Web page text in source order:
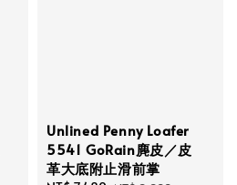
Unlined Penny Loafer
5541 GoRain麂皮／皮
革大底附止滑前掌